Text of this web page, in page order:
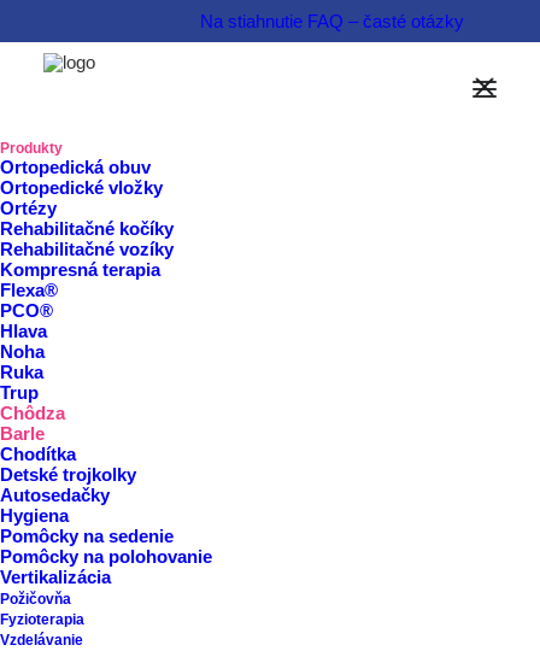
Na stiahnutie FAQ – časté otázky
Produkty
Ortopedická obuv
Ortopedické vložky
Ortézy
Rehabilitačné kočíky
Rehabilitačné vozíky
Kompresná terapia
Flexa®
PCO®
Hlava
Noha
Ruka
Trup
Chôdza
Barle
Chodítka
Detské trojkolky
Autosedačky
Hygiena
Pomôcky na sedenie
Pomôcky na polohovanie
Vertikalizácia
Požičovňa
Fyzioterapia
Vzdelávanie
Domov
Barle